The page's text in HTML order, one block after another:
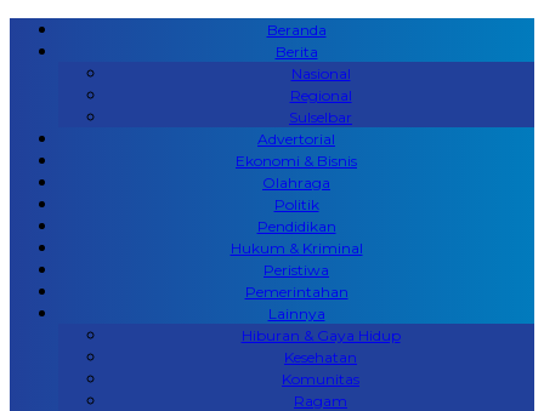
Beranda
Berita
Nasional
Regional
Sulselbar
Advertorial
Ekonomi & Bisnis
Olahraga
Politik
Pendidikan
Hukum & Kriminal
Peristiwa
Pemerintahan
Lainnya
Hiburan & Gaya Hidup
Kesehatan
Komunitas
Ragam